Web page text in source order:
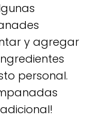
y agregar
personal.